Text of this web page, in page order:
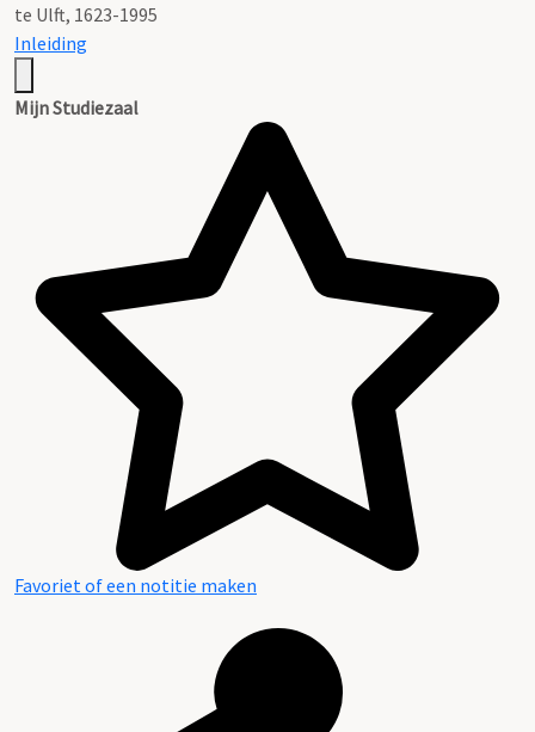
te Ulft, 1623-1995
Inleiding
Mijn Studiezaal
Favoriet of een notitie maken